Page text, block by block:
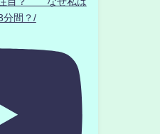
分間？/